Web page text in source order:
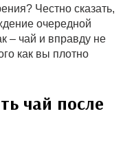
Честно сказать,
очередной
– чай и вправду не
как вы плотно
чай после